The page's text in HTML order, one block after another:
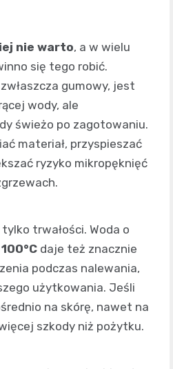
nie warto, a w wielu
się tego robić.
gumowy, jest
wody, ale
świeżo po zagotowaniu.
materiał, przyspieszać
ryzyko mikropęknięć
trwałości. Woda o
100°C daje też znacznie
podczas nalewania,
użytkowania. Jeśli
na skórę, nawet na
szkody niż pożytku.